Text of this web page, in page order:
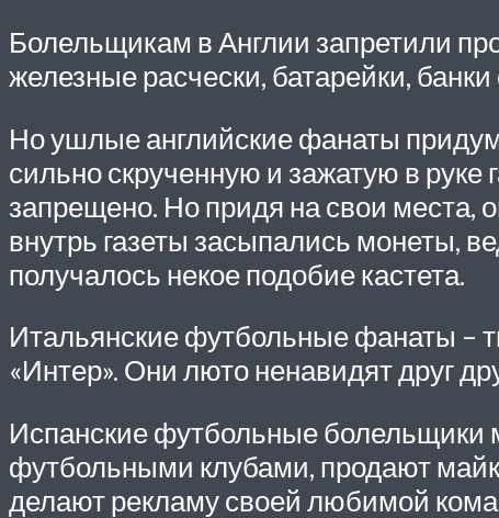
Болельщикам в Англии запретили
железные расчески, батарейки,
Но ушлые английские фанаты
сильно скрученную и зажатую в руке
запрещено. Но придя на свои места,
внутрь газеты засыпались монеты,
получалось некое подобие кастета.
Итальянские футбольные фанаты –
«Интер». Они люто ненавидят друг
Испанские футбольные болельщики
футбольными клубами, продают
делают рекламу своей любимой